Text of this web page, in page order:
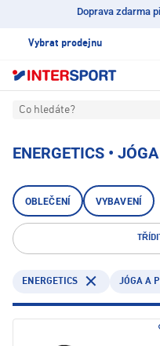
Doprava zdarma
Vybrat prodejnu
Co hledáte?
ENERGETICS •
OBLEČENÍ VYBAVENÍ
ENERGETICS JÓGA A